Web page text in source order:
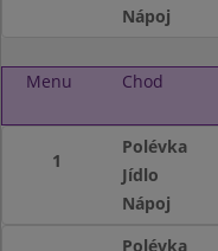
Nápoj
Menu Chod
1
Polévka
Jídlo
Nápoj
Polévka